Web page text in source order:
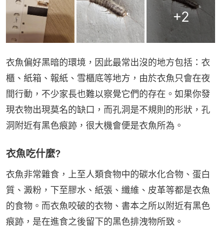
+2
衣魚偏好黑暗的環境，因此最常出沒的地方包括：衣
櫃、紙箱、報紙、雪櫃底等地方，由於衣魚只會在夜
間行動，不少家長也難以察覺它們的存在。如果你發
現衣物出現莫名的缺口，而孔洞是不規則的形狀，孔
洞附近有黑色痕跡，很大機會便是衣魚所為。
衣魚吃什麼?
衣魚非常雜食，上至人類食物中的碳水化合物、蛋白
質、澱粉，下至膠水、紙張、纖維、皮革等都是衣魚
的食物。而衣魚咬破的衣物、書本之所以附近有黑色
痕跡，是在進食之後留下的黑色排洩物所致。